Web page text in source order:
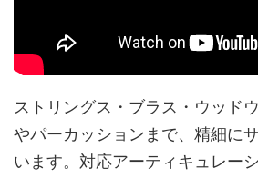
ストリングス・ブラス・ウッド
やパーカッションまで、精細に
います。対応アーティキュレー